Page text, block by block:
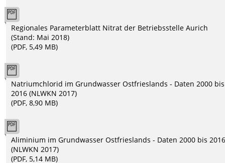
Regionales Parameterblatt Nitrat der Betriebsstelle Aurich
(Stand: Mai 2018)
(PDF, 5,49 MB)
Natriumchlorid im Grundwasser Ostfrieslands - Daten 2000 bis
2016 (NLWKN 2017)
(PDF, 8,90 MB)
Aliminium im Grundwasser Ostfrieslands - Daten 2000 bis
(NLWKN 2017)
(PDF, 5,14 MB)